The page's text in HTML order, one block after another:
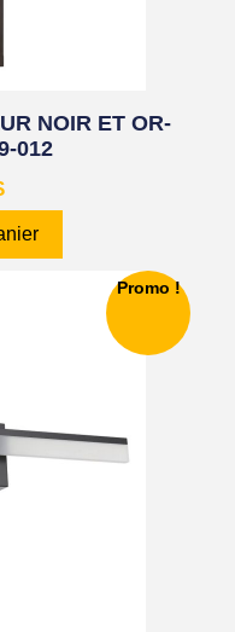
NOIR ET OR-
012
Promo !